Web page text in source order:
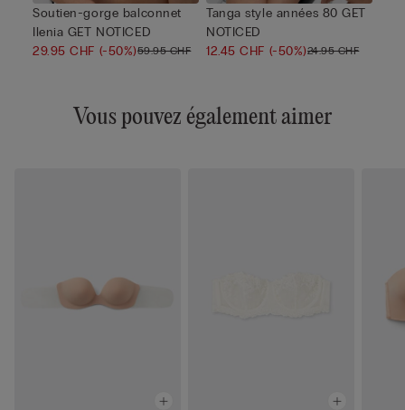
Soutien-gorge balconnet
Ilenia GET NOTICED
29.95 CHF (-50%)59.95 CHF
Tanga style années 80 GET
NOTICED
12.45 CHF (-50%)24.95 CHF
Vous pouvez également aimer